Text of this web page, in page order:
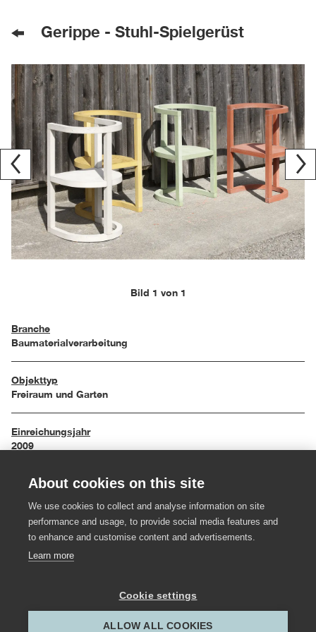
Gerippe - Stuhl-Spielgerüst
Bild 1 von 1
Branche
Baumaterialverarbeitung
Objekttyp
Freiraum und Garten
Einreichungsjahr
2009
Maße
Material
Oberhauser & Schedler Bau
About cookies on this site
We use cookies to collect and analyse information on site
performance and usage, to provide social media features and
to enhance and customise content and advertisements.
Learn more
Cookie settings
ALLOW ALL COOKIES